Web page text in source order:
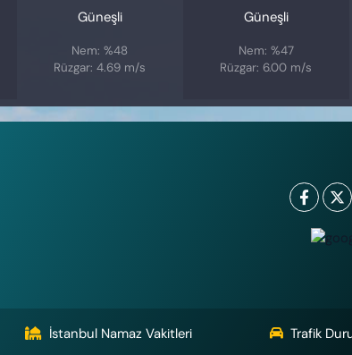
Güneşli
Nem: %48
Rüzgar: 4.69 m/s
Güneşli
Nem: %47
Rüzgar: 6.00 m/s
İstanbul Namaz Vakitleri Trafik